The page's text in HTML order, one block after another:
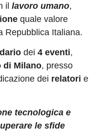
il lavoro umano,
quale valore
Repubblica Italiana.
dei 4 eventi,
di Milano, presso
dei relatori e
tecnologica e
le sfide